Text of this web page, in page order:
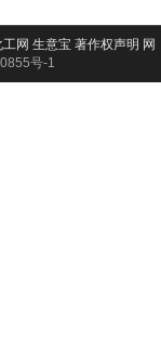
网 生意宝 著作权声明 网
号-1